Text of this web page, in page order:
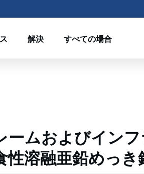
解決 すべての場合
ームおよびイン
性溶融亜鉛めっき